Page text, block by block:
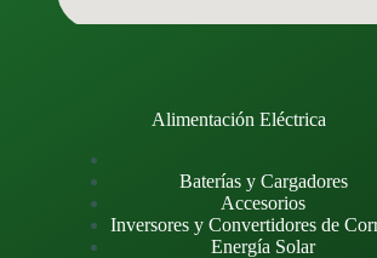
Alimentación Eléctrica
Baterías y Cargadores
Accesorios
Inversores y Convertidores de
Energía Solar